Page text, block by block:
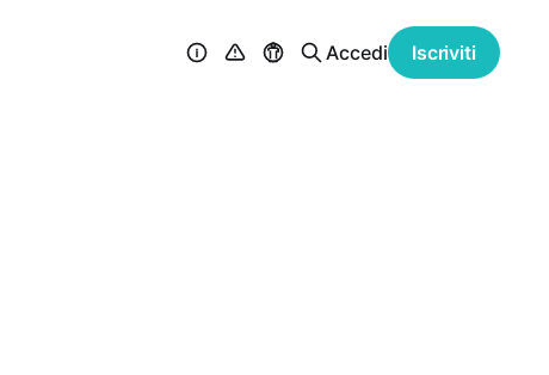
Accedi Iscriviti